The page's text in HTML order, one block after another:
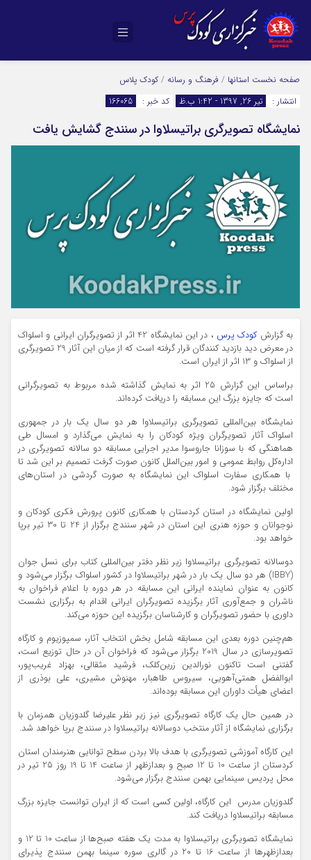
صفحه نخست استانها / فرهنگ و رسانه / کودک پلاس
انتشار :
تیر 26, 1397 - 1:42 ب.ظ کد خبر : 166065
نمایشگاه تصویرگری براتیسلاوا در سنندج گشایش یافت
به گزارشکودک پرس
، در این نمایشگاه 42 اثر از تصویرگران ایرانی و اسلواک
در معرض دید بازدید کنندگان قرار گرفته است که از میان این آثار 29 تصویرگری
از اسلواک و 13 اثر از ایران است.
براساس این گزارش 25 اثر به نمایش گذاشته شده مربوط به تصویرگرانی
است که جایزه بزرگ این مسابقه را دریافت کرده‌اند.
نمایشگاه بین‌المللی تصویرگری براتیسلاوا هر دو سال یک بار در جمهوری
اسلواک آثار تصویرگران ویژه کودکان را به نمایش می‌گذارد و امسال طی
هماهنگی که با سوزانا جاروسوا مدیر اجرایی مسابقه دو سالانه تصویرگری در
اداره‌کل روابط عمومی و امور بین‌الملل کانون صورت گرفت تصمیم بر این شد تا
با همکاری سفارت اسلواک این نمایشگاه به صورت گردشی در استان‌های
مختلف برگزار شود.
اولین نمایشگاه در استان کردستان با همکاری کانون پرورش فکری کودکان و
نوجوانان و حوزه هنری این استان در شهر سنندج برگزار از 24 تا 30 تیر برپا
خواهد بود.
دوسالانه تصویرگری براتیسلاوا زیر نظر دفتر بین‌المللی کتاب برای نسل جوان
(
IBBY) هر دو سال یک بار در شهر براتیسلاوا در کشور اسلواک برگزار می‌شود و
کانون به عنوان نماینده ایرانی این مسابقه در هر دوره با اعلام فراخوان به
ناشران و جمع‌آوری آثار برگزیده تصویرگران ایرانی اقدام به برگزاری نشست
داوری با حضور تصویرگران و کارشناسان برگزیده این حوزه می‌کند.
هم‌چنین دوره بعدی این مسابقه شامل بخش انتخاب آثار، سمپوزیوم و کارگاه
تصویرسازی در سال 2019 برگزار می‌شود که فراخوان آن در حال توزیع است،
گفتنی است تاکنون نورالدین زرین‌کلک، فرشید مثقالی، بهزاد غریب‌پور،
ابوالفضل همتی‌آهویی، سیروس طاهبار، مهنوش مشیری، علی بوذری از
اعضای هیأت داوران این مسابقه بوده‌اند.
در همین حال یک کارگاه تصویرگری نیز زیر نظر علیرضا گلدوزیان همزمان با
برگزاری نمایشگاه از آثار منتخب دوسالانه براتیسلاوا در سنندج برپا خواهد شد.
این کارگاه آموزشی تصویرگری با هدف بالا بردن سطح توانایی هنرمندان استان
کردستان از ساعت 10 تا 12 صبح و بعدازظهر از ساعت 14 تا 19 روز 25 تیر در
محل پردیس سینمایی بهمن سنندج برگزار می‌شود.
گلدوزیان مدرس این کارگاه، اولین کسی است که از ایران توانست جایزه بزرگ
مسابقه براتیسلاوا دریافت کند.
نمایشگاه تصویرگری براتیسلاوا به مدت یک هفته صبح‌ها از ساعت 10 تا 12 و
بعدازظهرها از ساعت 16 تا 20 در گالری سوره سینما بهمن سنندج پذیرای